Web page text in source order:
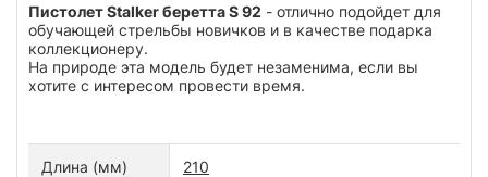
Пистолет Stalker беретта S 92 - отлично подойдет для
обучающей стрельбы новичков и в качестве подарка
коллекционеру.
На природе эта модель будет незаменима, если вы
хотите с интересом провести время.
Длина (мм) 210